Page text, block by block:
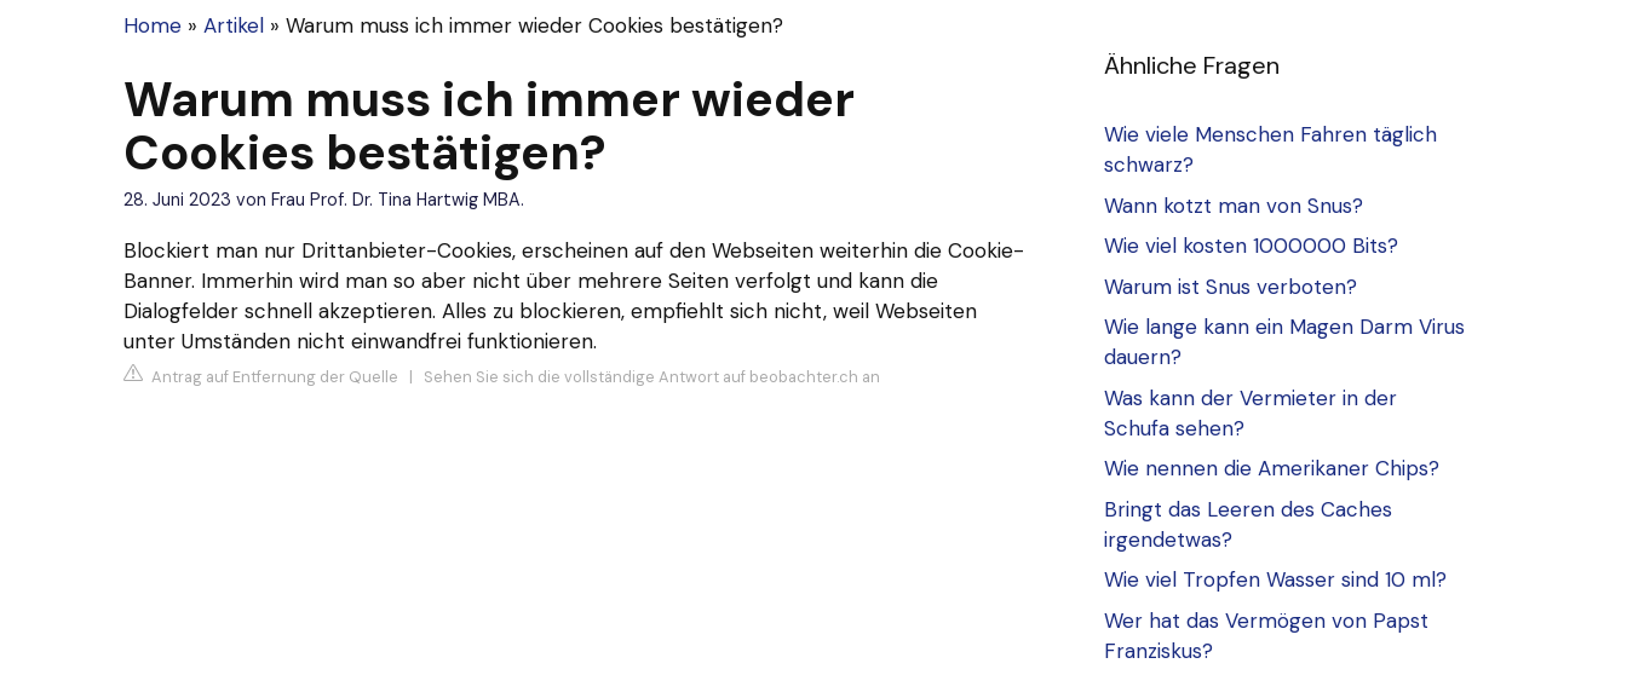
Home » Artikel » Warum muss ich immer wieder Cookies bestätigen?
Warum muss ich immer wieder
Cookies bestätigen?
28. Juni 2023 von Frau Prof. Dr. Tina Hartwig MBA.
Blockiert man nur Drittanbieter-Cookies, erscheinen auf den Webseiten weiterhin die Cookie-
Banner. Immerhin wird man so aber nicht über mehrere Seiten verfolgt und kann die
Dialogfelder schnell akzeptieren. Alles zu blockieren, empfiehlt sich nicht, weil Webseiten
unter Umständen nicht einwandfrei funktionieren.
Antrag auf Entfernung der Quelle | Sehen Sie sich die vollständige Antwort auf beobachter.ch an
Ähnliche Fragen
Wie viele Menschen Fahren täglich
schwarz?
Wann kotzt man von Snus?
Wie viel kosten 1000000 Bits?
Warum ist Snus verboten?
Wie lange kann ein Magen Darm Virus
dauern?
Was kann der Vermieter in der
Schufa sehen?
Wie nennen die Amerikaner Chips?
Bringt das Leeren des Caches
irgendetwas?
Wie viel Tropfen Wasser sind 10 ml?
Wer hat das Vermögen von Papst
Franziskus?